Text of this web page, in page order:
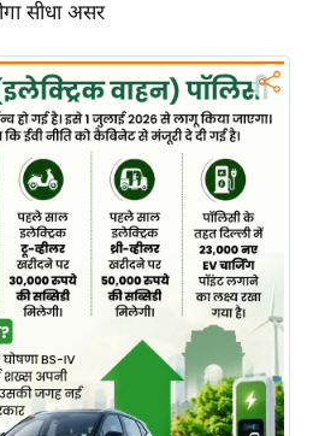
सीधा असर